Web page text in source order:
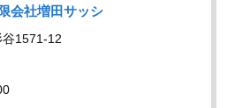
会社増田サッシ
1571-12